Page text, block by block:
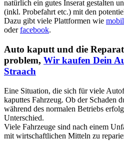
natürlich ein gutes Inserat gestalten
(inkl. Probefahrt etc.) mit den
Dazu gibt viele Plattformen wie
oderfacebook.
Auto kaputt und die
problem, Wir kaufen Dein
Straach
Eine Situation, die sich für viele
kaputtes Fahrzeug. Ob der Schaden
während des normalen Betriebs
Unterschied.
Viele Fahrzeuge sind nach einem
mit wirtschaftlichen Mitteln zu